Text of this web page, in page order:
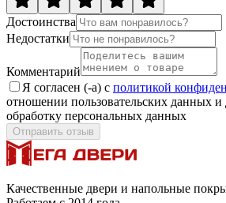
Достоинства
Недостатки
Комментарий
Я согласен (-а) с политикой
отношении пользовательских данных и
обработку персональных данных
Отправить отзыв
Качественные двери и напольные